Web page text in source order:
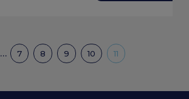
… 7 8 9 10 11